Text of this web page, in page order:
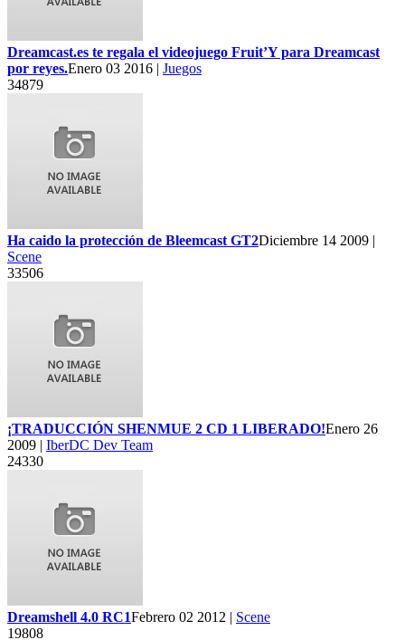
Dreamcast.es te regala el videojuego Fruit’Y para Dreamcast
por reyes.Enero 03 2016 | Juegos
34879
Ha caido la protección de Bleemcast GT2Diciembre 14 2009 |
Scene
33506
¡TRADUCCIÓN SHENMUE 2 CD 1 LIBERADO!Enero 26
2009 | IberDC Dev Team
24330
Dreamshell 4.0 RC1Febrero 02 2012 | Scene
19808